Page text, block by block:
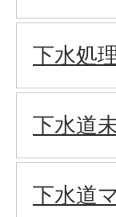
下水処
下水道
下水道